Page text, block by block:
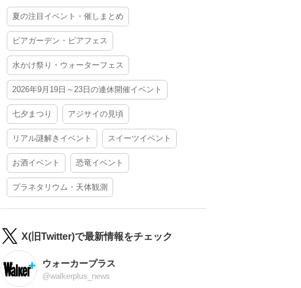
夏の注目イベント・催しまとめ
ビアガーデン・ビアフェス
水かけ祭り・ウォーターフェス
2026年9月19日～23日の連休開催イベント
七夕まつり アジサイの見頃
リアル謎解きイベント スイーツイベント
お酒イベント 恐竜イベント
プラネタリウム・天体観測
X(旧Twitter)で最新情報をチェック
ウォーカープラス
@walkerplus_news